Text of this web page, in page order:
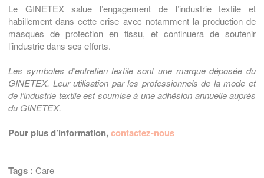
Le GINETEX salue l’engagement de l’industrie textile et
habillement dans cette crise avec notamment la production de
masques de protection en tissu, et continuera de soutenir
l’industrie dans ses efforts.
Les symboles d’entretien textile sont une marque déposée du
GINETEX. Leur utilisation par les professionnels de la mode et
de l’industrie textile est soumise à une adhésion annuelle auprès
du GINETEX.
Pour plus d’information,contactez-nous
Tags : Care